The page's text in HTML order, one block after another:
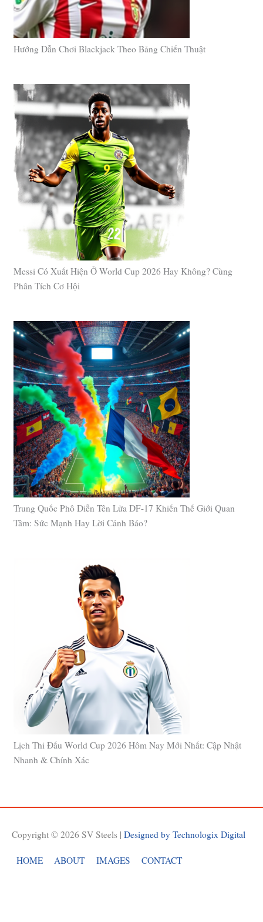
Hướng Dẫn Chơi Blackjack Theo Bảng Chiến Thuật
Messi Có Xuất Hiện Ở World Cup 2026 Hay Không? Cùng
Phân Tích Cơ Hội
Trung Quốc Phô Diễn Tên Lửa DF-17 Khiến Thế Giới Quan
Tâm: Sức Mạnh Hay Lời Cảnh Báo?
Lịch Thi Đấu World Cup 2026 Hôm Nay Mới Nhất: Cập Nhật
Nhanh & Chính Xác
Copyright © 2026 SV Steels | Designed by Technologix Digital
HOME ABOUT IMAGES CONTACT